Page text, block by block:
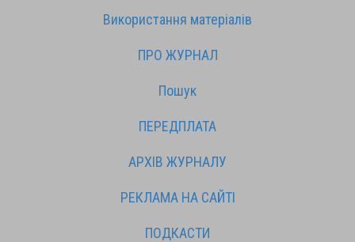
Використання матеріалів
ПРО ЖУРНАЛ
Пошук
ПЕРЕДПЛАТА
АРХІВ ЖУРНАЛУ
РЕКЛАМА НА САЙТІ
ПОДКАСТИ